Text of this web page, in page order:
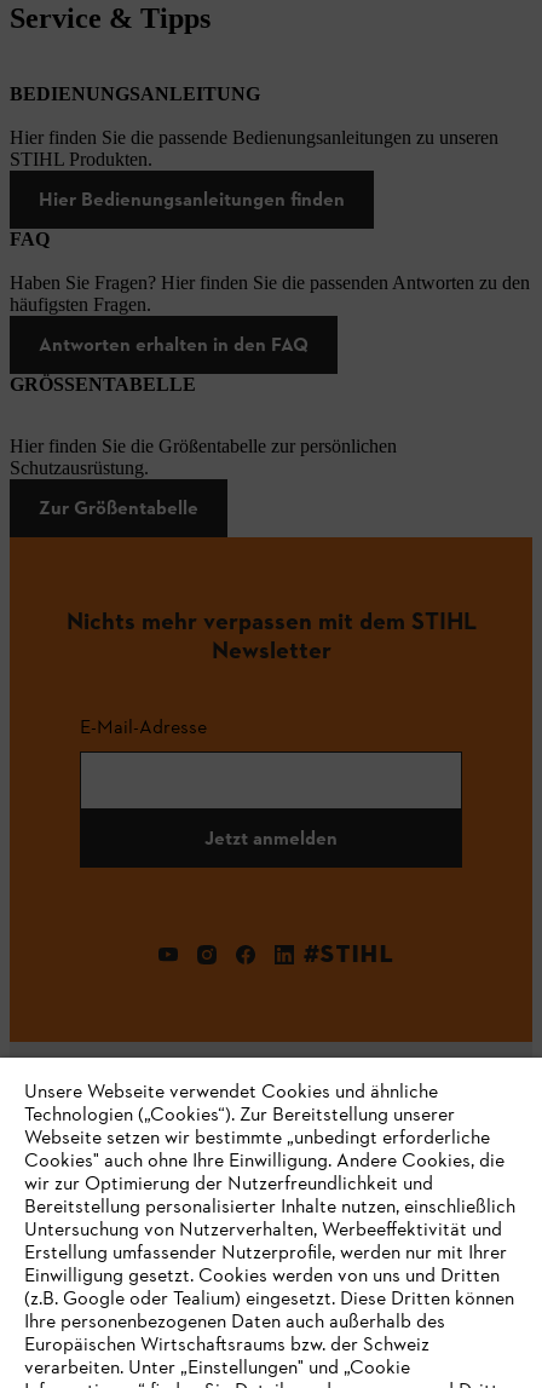
Service & Tipps
BEDIENUNGSANLEITUNG
Hier finden Sie die passende Bedienungsanleitungen zu unseren
STIHL Produkten.
Hier Bedienungsanleitungen finden
FAQ
Haben Sie Fragen? Hier finden Sie die passenden Antworten zu den
häufigsten Fragen.
Antworten erhalten in den FAQ
GRÖSSENTABELLE
Hier finden Sie die Größentabelle zur persönlichen
Schutzausrüstung.
Zur Größentabelle
Nichts mehr verpassen mit dem STIHL
Newsletter
E-Mail-Adresse
Jetzt anmelden
#STIHL
Unternehmen
Häufig gestellte Fragen
Support
Unsere Webseite verwendet Cookies und ähnliche
Technologien („Cookies“). Zur Bereitstellung unserer
Webseite setzen wir bestimmte „unbedingt erforderliche
Cookies" auch ohne Ihre Einwilligung. Andere Cookies, die
wir zur Optimierung der Nutzerfreundlichkeit und
Bereitstellung personalisierter Inhalte nutzen, einschließlich
Untersuchung von Nutzerverhalten, Werbeeffektivität und
Erstellung umfassender Nutzerprofile, werden nur mit Ihrer
Einwilligung gesetzt. Cookies werden von uns und Dritten
(z.B. Google oder Tealium) eingesetzt. Diese Dritten können
Ihre personenbezogenen Daten auch außerhalb des
Europäischen Wirtschaftsraums bzw. der Schweiz
verarbeiten. Unter „Einstellungen" und „Cookie